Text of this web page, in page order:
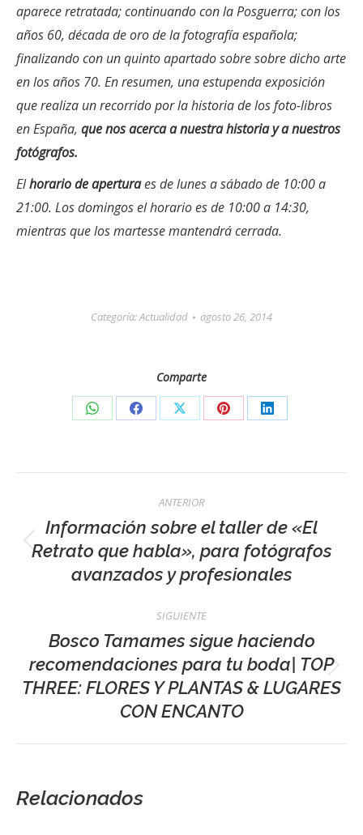
aparece retratada; continuando con la Posguerra; con los
años 60, década de oro de la fotografía española;
finalizando con un quinto apartado sobre sobre dicho arte
en los años 70. En resumen, una estupenda exposición
que realiza un recorrido por la historia de los foto-libros
en España, que nos acerca a nuestra historia y a nuestros
fotógrafos.
Elhorario de aperturaes de lunes a sábado de 10:00 a
21:00. Los domingos el horario es de 10:00 a 14:30,
mientras que los martesse mantendrá cerrada.
Categoría:Actualidad agosto 26, 2014
Comparte
Share
WhatsApp
Share
Facebook
Share
X
Share
Pinterest
Share
LinkedIn
publicaciones
ANTERIOR
Publicación
anterior:
Información sobre el taller de «El
Retrato que habla», para fotógrafos
avanzados y profesionales
SIGUIENTE
Publicación
siguiente:
Bosco Tamames sigue haciendo
recomendaciones para tu boda| TOP
THREE: FLORES Y PLANTAS & LUGARES
CON ENCANTO
Relacionados